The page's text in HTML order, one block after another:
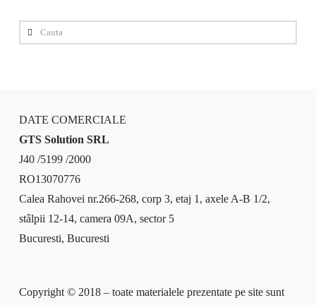
Cauta
DATE COMERCIALE
GTS Solution SRL
J40 /5199 /2000
RO13070776
Calea Rahovei nr.266-268, corp 3, etaj 1, axele A-B 1/2,
stâlpii 12-14, camera 09A, sector 5
Bucuresti, Bucuresti
Copyright © 2018 – toate materialele prezentate pe site sunt